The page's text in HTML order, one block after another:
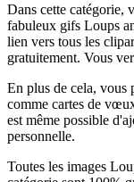
Dans cette catégorie,
fabuleux gifs Loups
lien vers tous les
gratuitement. Vous
En plus de cela, vous
comme cartes de
est même possible
personnelle.
Toutes les images